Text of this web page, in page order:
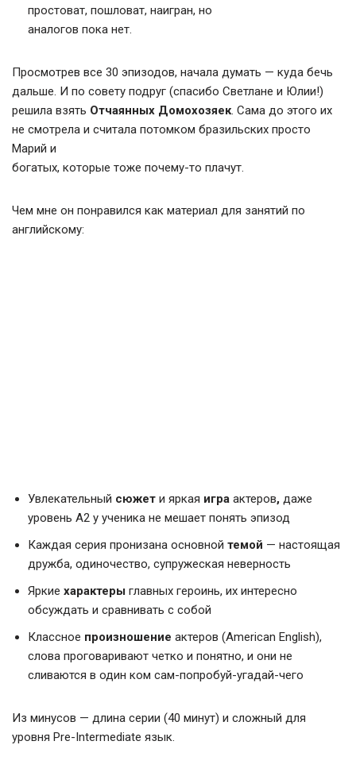
простоват, пошловат, наигран, но
аналогов пока нет.
Просмотрев все 30 эпизодов, начала думать — куда бечь
дальше. И по совету подруг (спасибо Светлане и Юлии!)
решила взять Отчаянных Домохозяек . Сама до этого их
не смотрела и считала потомком бразильских просто
Марий и
богатых, которые тоже почему-то плачут.
Чем мне он понравился как материал для занятий по
английскому:
Увлекательный сюжет и яркая игра актеров, даже
уровень А2 у ученика не мешает понять эпизод
Каждая серия пронизана основной темой — настоящая
дружба, одиночество, супружеская неверность
Яркие характеры главных героинь, их интересно
обсуждать и сравнивать с собой
Классное произношение актеров (American English),
слова проговаривают четко и понятно, и они не
сливаются в один ком сам-попробуй-угадай-чего
Из минусов — длина серии (40 минут) и сложный для
уровня Pre-Intermediate язык.